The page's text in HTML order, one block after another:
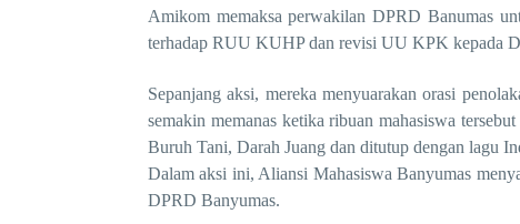
Amikom memaksa perwakilan DPRD Banumas
terhadap RUU KUHP dan revisi UU KPK kepada
Sepanjang aksi, mereka menyuarakan orasi
semakin memanas ketika ribuan mahasiswa
Buruh Tani, Darah Juang dan ditutup dengan lagu
Dalam aksi ini, Aliansi Mahasiswa Banyumas
DPRD Banyumas.